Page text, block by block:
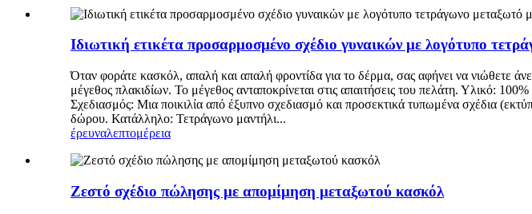
Ιδιωτική ετικέτα προσαρμοσμένο σχέδιο γυναικών με λογότυπο
Όταν φοράτε κασκόλ, απαλή και απαλή φροντίδα για το δέρμα, σας αφήνει να νιώθετε
μέγεθος πλακιδίων. Το μέγεθος ανταποκρίνεται στις απαιτήσεις του πελάτη. Υλικό:
Σχεδιασμός: Μια ποικιλία από έξυπνο σχεδιασμό και προσεκτικά τυπωμένα σχέδια
δώρου. Κατάλληλο: Τετράγωνο μαντήλι...
έρευναλεπτομέρεια
Ζεστό σχέδιο πώλησης με απομίμηση μεταξωτού κασκόλ